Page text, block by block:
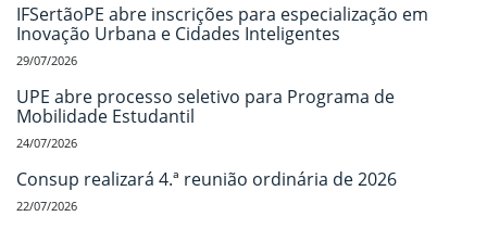
IFSertãoPE abre inscrições para especialização em
Inovação Urbana e Cidades Inteligentes
29/07/2026
UPE abre processo seletivo para Programa de
Mobilidade Estudantil
24/07/2026
Consup realizará 4.ª reunião ordinária de 2026
22/07/2026